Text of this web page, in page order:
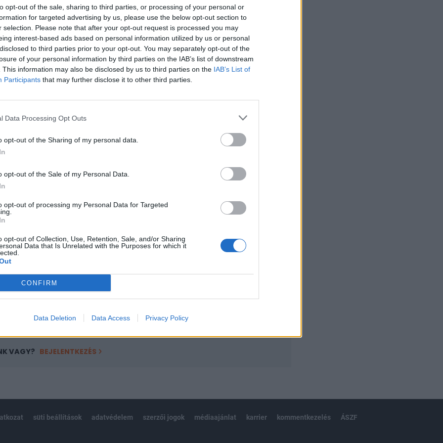
opt-out of the sale, sharing to third parties, or processing of your personal or
for targeted advertising by us, please use the below opt-out section to
selection. Please note that after your opt-out request is processed you may
interest-based ads based on personal information utilized by us or personal
to third parties prior to your opt-out. You may separately opt-out of the
of your personal information by third parties on the IAB’s list of downstream
This information may also be disclosed by us to third parties on the IAB’s List of
Participants that may further disclose it to other third parties.
Data Processing Opt Outs
opt-out of the Sharing of my personal data.
opt-out of the Sale of my Personal Data.
opt-out of processing my Personal Data for Targeted
opt-out of Collection, Use, Retention, Sale, and/or Sharing
Data that Is Unrelated with the Purposes for which it
CONFIRM
Data Deletion Data Access Privacy Policy
áll a kormány Baross Gábor Újraiparosítási Hitelprogram
azaz a forrás túlnyomó része elapadt - derül ki a
közel kétharmada a mikro- és kkv szektorhoz tartozik, a legtöbben
éltek a lehetőséggel.
Hitelprogram keretében június végéig 2.174 hitelkérelem érkezett, 1.231
amelyből 579 Mrd forint beruházási- (lízinggel együtt), 652 Mrd forint pedig
hitelek 641 Mrd forintot érnek el, miközben...
portfolio.hu hírarchívumához tartozik, melynek olvasása előfizetéses
tartalmazza:
cikkarchívum
elmúlt 2 év napon belüli
Előfizetés
VAGY? BEJELENTKEZÉS
süti beállítások adatvédelem szerzői jogok médiaajánlat karrier kommentkezelés ÁSZF